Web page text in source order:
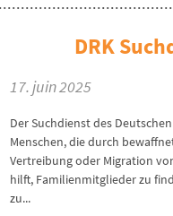
DRK
17. juin 2025
Der Suchdienst des
Menschen, die durch
Vertreibung oder Migration
hilft, Familienmitglieder zu
zu...